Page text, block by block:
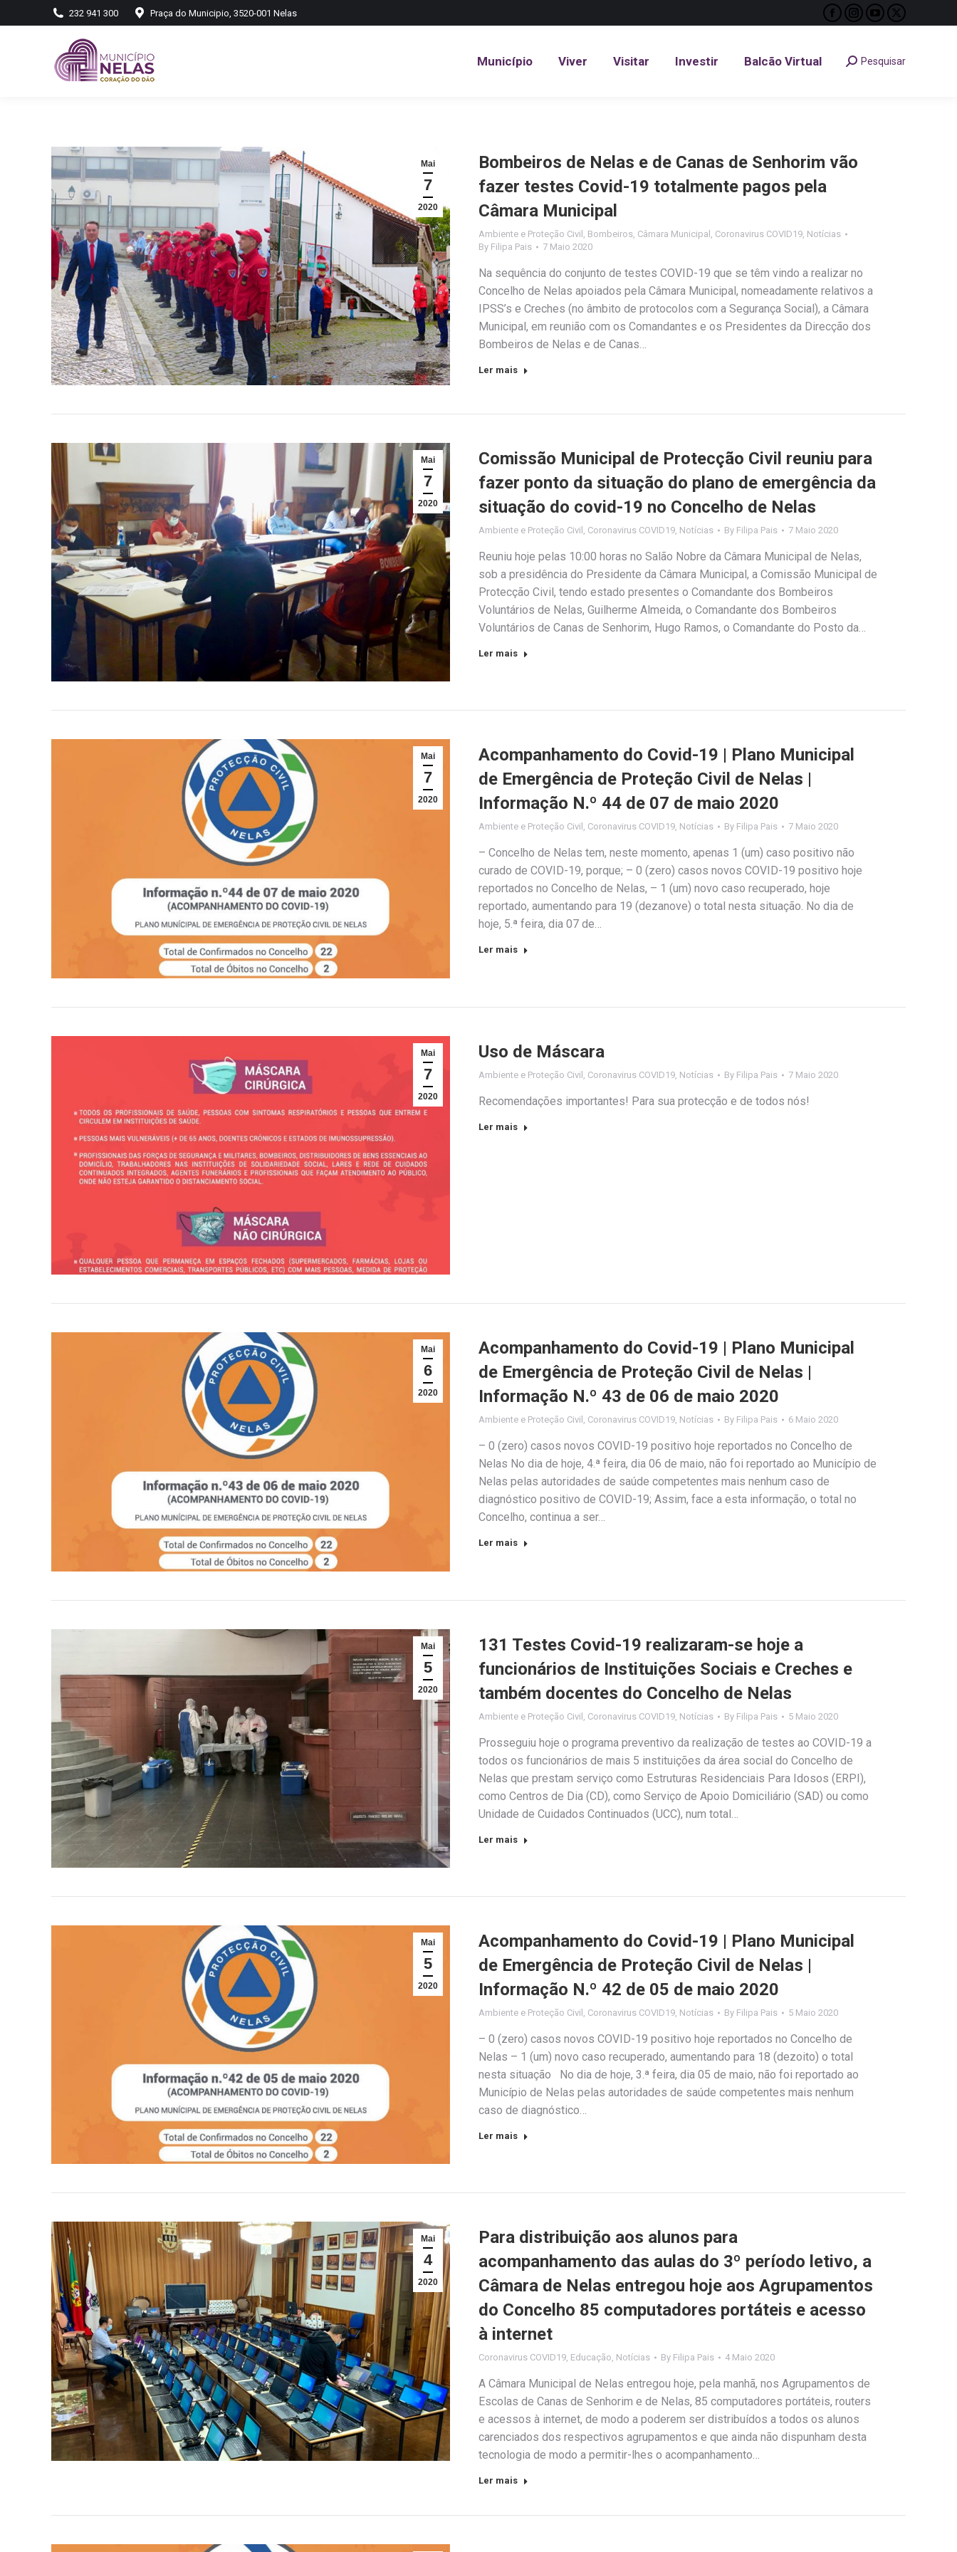
232 941 300 Praça do Municipio, 3520-001 Nelas
Facebook
opens
Instagram
opens
YouTube
opens
X
opens
Município Viver Visitar Investir Balcão Virtual Search:Pesquisar
Mai
7
2020
Bombeiros de Nelas e de Canas de Senhorim vão
fazer testes Covid-19 totalmente pagos pela
Câmara Municipal
Ambiente e Proteção Civil , Bombeiros, Câmara Municipal , Coronavirus COVID19, Notícias
By Filipa Pais 7 Maio 2020
Na sequência do conjunto de testes COVID-19 que se têm vindo a realizar no
Concelho de Nelas apoiados pela Câmara Municipal, nomeadamente relativos a
IPSS’s e Creches (no âmbito de protocolos com a Segurança Social), a Câmara
Municipal, em reunião com os Comandantes e os Presidentes da Direcção dos
Bombeiros de Nelas e de Canas…
Ler mais
Mai
7
2020
Comissão Municipal de Protecção Civil reuniu para
fazer ponto da situação do plano de emergência da
situação do covid-19 no Concelho de Nelas
Ambiente e Proteção Civil , Coronavirus COVID19, Notícias By Filipa Pais 7 Maio 2020
Reuniu hoje pelas 10:00 horas no Salão Nobre da Câmara Municipal de Nelas,
sob a presidência do Presidente da Câmara Municipal, a Comissão Municipal de
Protecção Civil, tendo estado presentes o Comandante dos Bombeiros
Voluntários de Nelas, Guilherme Almeida, o Comandante dos Bombeiros
Voluntários de Canas de Senhorim, Hugo Ramos, o Comandante do Posto da…
Ler mais
Mai
7
2020
Acompanhamento do Covid-19 | Plano Municipal
de Emergência de Proteção Civil de Nelas |
Informação N.º 44 de 07 de maio 2020
Ambiente e Proteção Civil , Coronavirus COVID19, Notícias By Filipa Pais 7 Maio 2020
– Concelho de Nelas tem, neste momento, apenas 1 (um) caso positivo não
curado de COVID-19, porque; – 0 (zero) casos novos COVID-19 positivo hoje
reportados no Concelho de Nelas, – 1 (um) novo caso recuperado, hoje
reportado, aumentando para 19 (dezanove) o total nesta situação. No dia de
hoje, 5.ª feira, dia 07 de…
Ler mais
Mai
7
2020
Uso de Máscara
Ambiente e Proteção Civil Coronavirus COVID19 Notícias By Filipa Pais 7 Maio 2020
Recomendações importantes! Para sua protecção e de todos nós!
Ler mais
Mai
6
2020
Acompanhamento do Covid-19 | Plano Municipal
de Emergência de Proteção Civil de Nelas |
Informação N.º 43 de 06 de maio 2020
Ambiente e Proteção Civil , Coronavirus COVID19, Notícias By Filipa Pais 6 Maio 2020
– 0 (zero) casos novos COVID-19 positivo hoje reportados no Concelho de
Nelas No dia de hoje, 4.ª feira, dia 06 de maio, não foi reportado ao Município de
Nelas pelas autoridades de saúde competentes mais nenhum caso de
diagnóstico positivo de COVID-19; Assim, face a esta informação, o total no
Concelho, continua a ser…
Ler mais
Mai
5
2020
131 Testes Covid-19 realizaram-se hoje a
funcionários de Instituições Sociais e Creches e
também docentes do Concelho de Nelas
Ambiente e Proteção Civil Coronavirus COVID19 Notícias By Filipa Pais 5 Maio 2020
Prosseguiu hoje o programa preventivo da realização de testes ao COVID-19 a
todos os funcionários de mais 5 instituições da área social do Concelho de
Nelas que prestam serviço como Estruturas Residenciais Para Idosos (ERPI),
como Centros de Dia (CD), como Serviço de Apoio Domiciliário (SAD) ou como
Unidade de Cuidados Continuados (UCC), num total…
Ler mais
Mai
5
2020
Acompanhamento do Covid-19 | Plano Municipal
de Emergência de Proteção Civil de Nelas |
Informação N.º 42 de 05 de maio 2020
Ambiente e Proteção Civil , Coronavirus COVID19, Notícias By Filipa Pais 5 Maio 2020
– 0 (zero) casos novos COVID-19 positivo hoje reportados no Concelho de
Nelas – 1 (um) novo caso recuperado, aumentando para 18 (dezoito) o total
nesta situação No dia de hoje, 3.ª feira, dia 05 de maio, não foi reportado ao
Município de Nelas pelas autoridades de saúde competentes mais nenhum
caso de diagnóstico…
Ler mais
Mai
4
2020
Para distribuição aos alunos para
acompanhamento das aulas do 3º período letivo, a
Câmara de Nelas entregou hoje aos Agrupamentos
do Concelho 85 computadores portáteis e acesso
à internet
Coronavirus COVID19, Educação, Notícias By Filipa Pais 4 Maio 2020
A Câmara Municipal de Nelas entregou hoje, pela manhã, nos Agrupamentos de
Escolas de Canas de Senhorim e de Nelas, 85 computadores portáteis, routers
e acessos à internet, de modo a poderem ser distribuídos a todos os alunos
carenciados dos respectivos agrupamentos e que ainda não dispunham desta
tecnologia de modo a permitir-lhes o acompanhamento…
Ler mais
Município Viver Visitar Investir Balcão Virtual Search:
Pesquisar